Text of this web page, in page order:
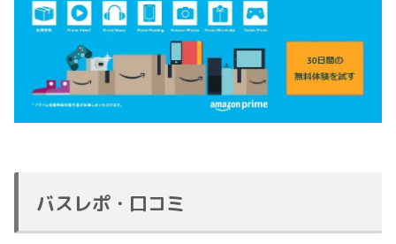
バスレポ・口コミ